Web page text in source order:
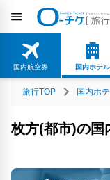
国内航空券 国内ホテル
旅行TOP 国内ホ
枚方(都市)の国